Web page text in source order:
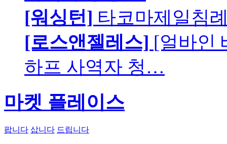
[워싱턴] 타코마제일침
[로스앤젤레스] [얼바인
하프 사역자 청…
마켓 플레이스
팝니다 삽니다 드립니다